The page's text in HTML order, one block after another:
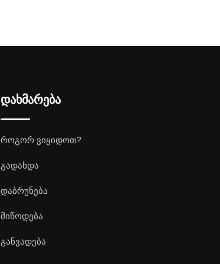
დახმარება
როგორ ვიყიდოთ?
გადახდა
დაბრუნება
მიწოდება
განვადება